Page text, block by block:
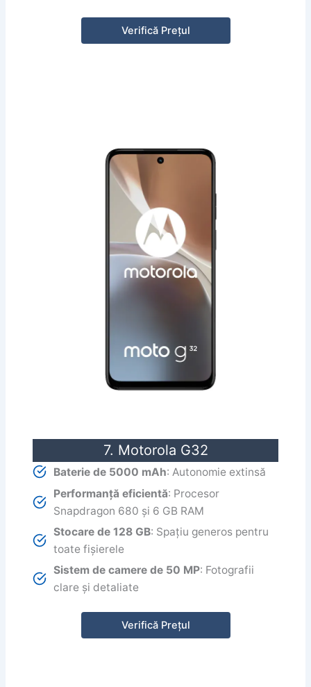
Verifică Prețul
7. Motorola G32
Baterie de 5000 mAh: Autonomie extinsă
Performanță eficientă: Procesor
Snapdragon 680 și 6 GB RAM
Stocare de 128 GB: Spațiu generos pentru
toate fișierele
Sistem de camere de 50 MP: Fotografii
clare și detaliate
Verifică Prețul